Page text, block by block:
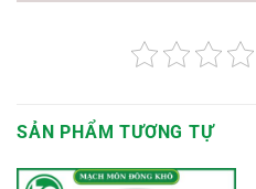
SẢN PHẨM TƯƠNG TỰ